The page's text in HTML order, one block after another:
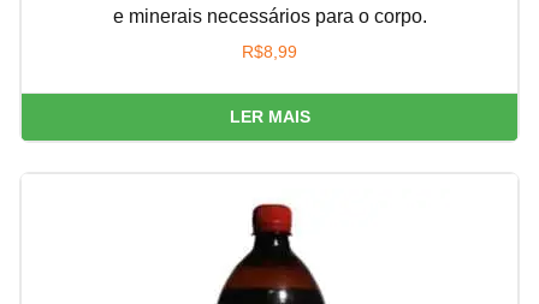
e minerais necessários para o corpo.
R$8,99
LER MAIS